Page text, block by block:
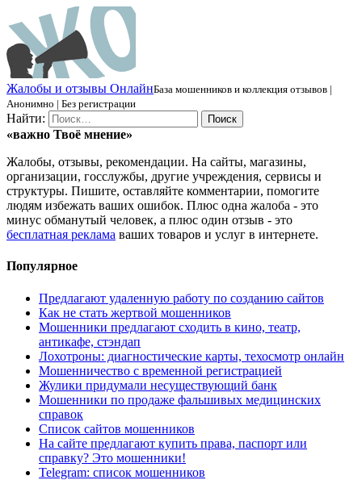
Жалобы и отзывы ОнлайнБаза мошенников и коллекция отзывов |
Анонимно | Без регистрации
Найти:
«важно Твоё мнение»
Жалобы, отзывы, рекомендации. На сайты, магазины,
организации, госслужбы, другие учреждения, сервисы и
структуры. Пишите, оставляйте комментарии, помогите
людям избежать ваших ошибок. Плюс одна жалоба - это
минус обманутый человек, а плюс один отзыв - это
бесплатная реклама ваших товаров и услуг в интернете.
Популярное
Предлагают удаленную работу по созданию сайтов
Как не стать жертвой мошенников
Мошенники предлагают сходить в кино, театр,
антикафе, стэндап
Лохотроны: диагностические карты, техосмотр онлайн
Мошенничество с временной регистрацией
Жулики придумали несуществующий банк
Мошенники по продаже фальшивых медицинских
справок
Список сайтов мошенников
На сайте предлагают купить права, паспорт или
справку? Это мошенники!
Telegram: список мошенников